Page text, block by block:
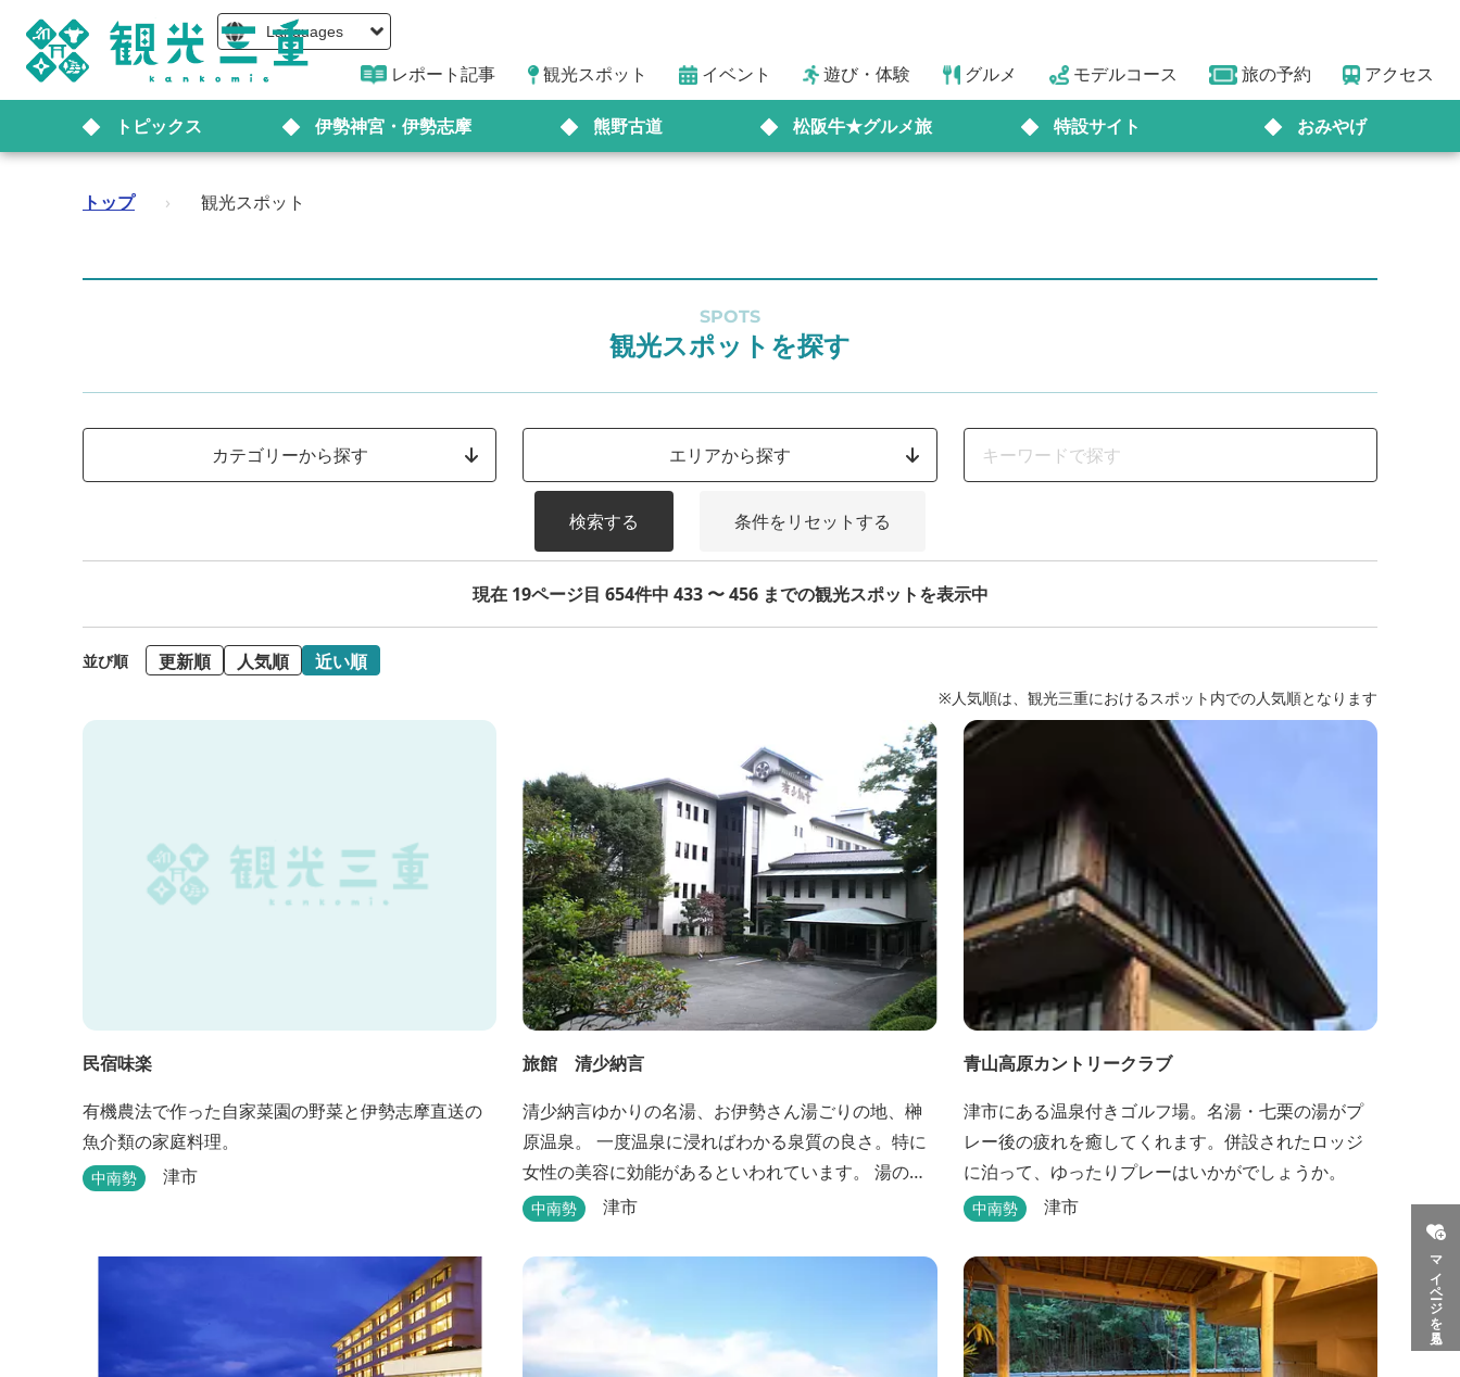
Languages
レポート記事 観光スポット イベント 遊び・体験 グルメ モデルコース 旅の予約 アクセス
トピックス 伊勢神宮・伊勢志摩 熊野古道 松阪牛★グルメ旅 特設サイト おみやげ
マイページを見る
トップ › 観光スポット
SPOTS
観光スポットを探す
カテゴリーから探す エリアから探す
検索する 条件をリセットする
現在 19ページ目 654件中 433 〜 456 までの観光スポットを表示中
並び順 更新順 人気順 近い順
※人気順は、観光三重におけるスポット内での人気順となります
民宿味楽
有機農法で作った自家菜園の野菜と伊勢志摩直送の
魚介類の家庭料理。
中南勢 津市
旅館 清少納言
清少納言ゆかりの名湯、お伊勢さん湯ごりの地、榊
原温泉。 一度温泉に浸ればわかる泉質の良さ。特に
女性の美容に効能があるといわれています。 湯の瀬
川のせせらぎが聞こえる静かな宿。それが旅館 清
味、心のこもったおもてなしを心掛けております。
日頃の喧騒から離れ、平安の才女清少納言もお墨付
きの名湯を是非実感してください。
中南勢 津市
青山高原カントリークラブ
津市にある温泉付きゴルフ場。名湯・七栗の湯がプ
レー後の疲れを癒してくれます。併設されたロッジ
に泊って、ゆったりプレーはいかがでしょうか。
中南勢 津市